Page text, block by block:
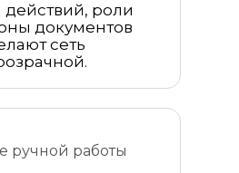
ручной работы
роли
документов
сеть